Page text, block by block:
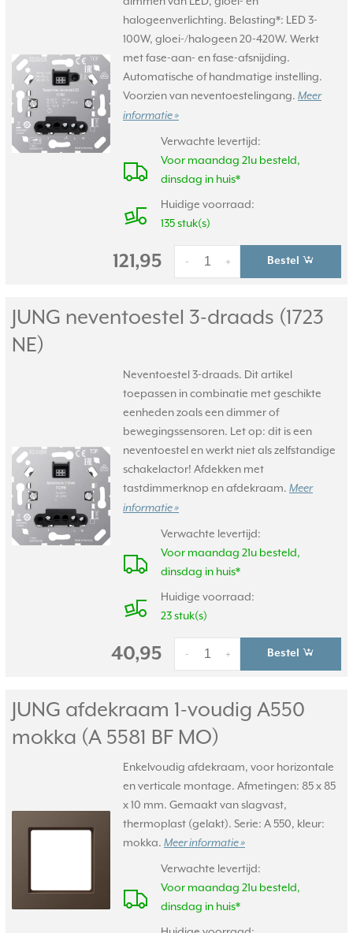
halogeenverlichting. Belasting*: LED 3-
100W, gloei-/halogeen 20-420W. Werkt
met fase-aan- en fase-afsnijding.
Automatische of handmatige instelling.
Voorzien van neventoestelingang. Meer
informatie »
Verwachte levertijd:
Voor maandag 21u besteld,
dinsdag in huis*
Huidige voorraad:
135 stuk(s)
121,95 +
- Bestel
JUNG neventoestel 3-draads (1723
NE)
Neventoestel 3-draads. Dit artikel
toepassen in combinatie met geschikte
eenheden zoals een dimmer of
bewegingssensoren. Let op: dit is een
neventoestel en werkt niet als zelfstandige
schakelactor! Afdekken met
tastdimmerknop en afdekraam. Meer
informatie »
Verwachte levertijd:
Voor maandag 21u besteld,
dinsdag in huis*
Huidige voorraad:
23 stuk(s)
40,95 +
- Bestel
JUNG afdekraam 1-voudig A550
mokka (A 5581 BF MO)
Enkelvoudig afdekraam, voor horizontale
en verticale montage. Afmetingen: 85 x 85
x 10 mm. Gemaakt van slagvast,
thermoplast (gelakt). Serie: A 550, kleur:
mokka. Meer informatie »
Verwachte levertijd:
Voor maandag 21u besteld,
dinsdag in huis*